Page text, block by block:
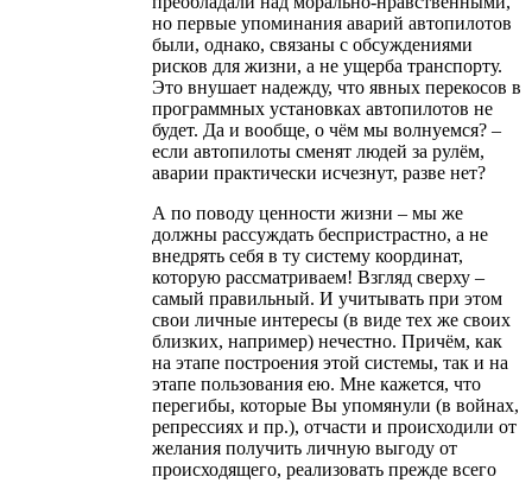
но первые упоминания аварий автопилотов
были, однако, связаны с обсуждениями
рисков для жизни, а не ущерба транспорту.
Это внушает надежду, что явных перекосов в
программных установках автопилотов не
будет. Да и вообще, о чём мы волнуемся? –
если автопилоты сменят людей за рулём,
аварии практически исчезнут, разве нет?
А по поводу ценности жизни – мы же
должны рассуждать беспристрастно, а не
внедрять себя в ту систему координат,
которую рассматриваем! Взгляд сверху –
самый правильный. И учитывать при этом
свои личные интересы (в виде тех же своих
близких, например) нечестно. Причём, как
на этапе построения этой системы, так и на
этапе пользования ею. Мне кажется, что
перегибы, которые Вы упомянули (в войнах,
репрессиях и пр.), отчасти и происходили от
желания получить личную выгоду от
происходящего, реализовать прежде всего